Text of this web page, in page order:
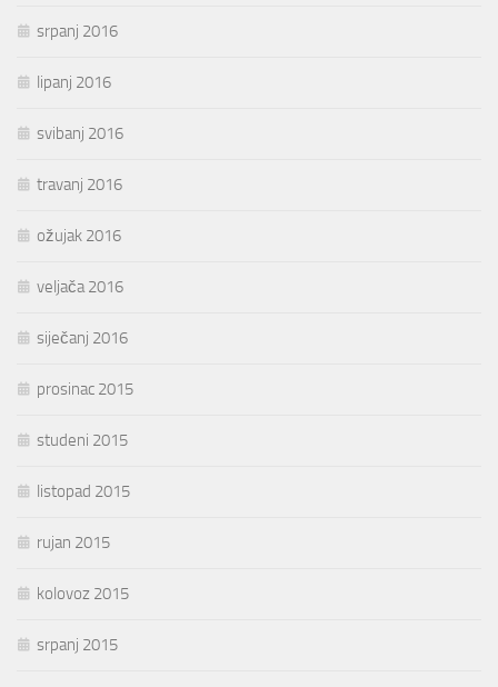
srpanj 2016
lipanj 2016
svibanj 2016
travanj 2016
ožujak 2016
veljača 2016
siječanj 2016
prosinac 2015
studeni 2015
listopad 2015
rujan 2015
kolovoz 2015
srpanj 2015